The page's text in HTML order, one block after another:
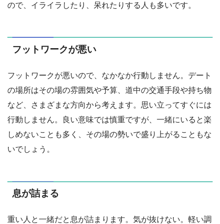
ので、イライラしたり、呆れたりする人も多いです。
フットワークが悪い
フットワークが悪いので、なかなか行動しません。デート
の場所はその場の雰囲気や予算、道中の交通手段や持ち物
など、さまざまな方向から考えます。思い立ってすぐには
行動しません。良い意味では慎重ですが、一緒にいると楽
しめないことも多く、その場の勢いで盛り上がることもな
いでしょう。
息が詰まる
重い人と一緒だと息が詰まります。気が抜けない。軽い調